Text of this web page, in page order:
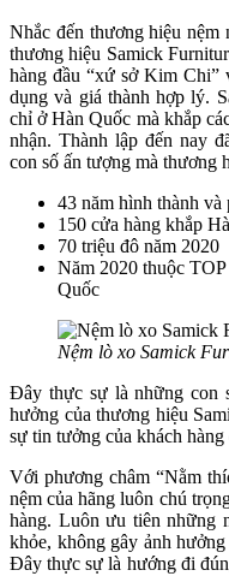
Nhắc đến thương hiệu nệm
thương hiệu Samick
hàng đầu “xứ sở Kim Chi”
dụng và giá thành hợp lý.
chỉ ở Hàn Quốc mà khắp
nhận. Thành lập đến nay
con số ấn tượng mà thương
43 năm hình thành và
150 cửa hàng khắp
70 triệu đô năm 2020
Năm 2020 thuộc
Quốc
Nệm lò xo Samick
Đây thực sự là những con
hưởng của thương hiệu
sự tin tưởng của khách
Với phương châm “Nằm
nệm của hãng luôn chú
hàng. Luôn ưu tiên những
khỏe, không gây ảnh
Đây thực sự là hướng đi